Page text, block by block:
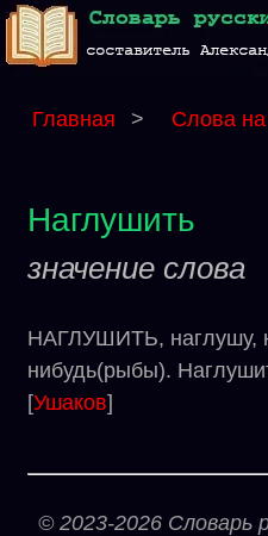
Главная > Слова
Наглушить
значение слова
НАГЛУШИТЬ, наглушу,
нибудь(рыбы).
[Ушаков]
© 2023-2026 Словарь